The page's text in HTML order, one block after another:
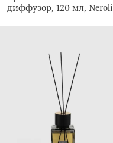
диффузор, 120 мл, Neroli